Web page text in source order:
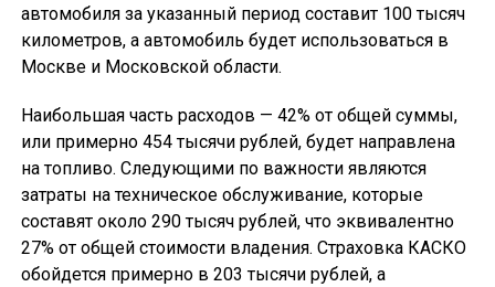
автомобиля за указанный период составит 100 тысяч
километров, а автомобиль будет использоваться в
Москве и Московской области.
Наибольшая часть расходов — 42% от общей суммы,
или примерно 454 тысячи рублей, будет направлена
на топливо. Следующими по важности являются
затраты на техническое обслуживание, которые
составят около 290 тысяч рублей, что эквивалентно
27% от общей стоимости владения. Страховка КАСКО
обойдется примерно в 203 тысячи рублей, а